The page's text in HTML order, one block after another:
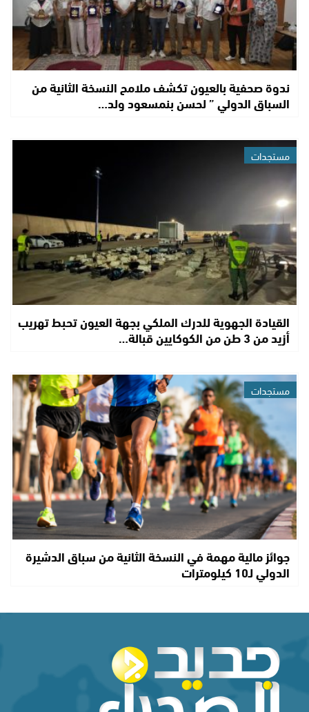
ندوة صحفية بالعيون تكشف ملامح النسخة الثانية من
السباق الدولي ” لحسن بنمسعود ولد…
مستجدات
القيادة الجهوية للدرك الملكي بجهة العيون تحبط تهريب
أزيد من 3 طن من الكوكايين قبالة…
مستجدات
جوائز مالية مهمة في النسخة الثانية من سباق الدشيرة
الدولي لـ10 كيلومترات